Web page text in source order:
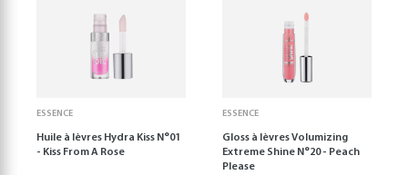
ESSENCE
Huile à lèvres Hydra Kiss N°01
- Kiss From A Rose
ESSENCE
Gloss à lèvres Volumizing
Extreme Shine N°20 - Peach
Please